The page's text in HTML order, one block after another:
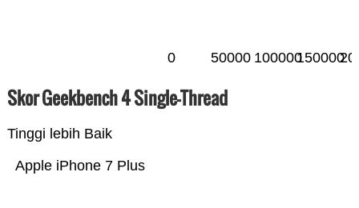
0 50000 100000150000
Skor Geekbench 4 Single-Thread
Tinggi lebih Baik
Apple iPhone 7 Plus